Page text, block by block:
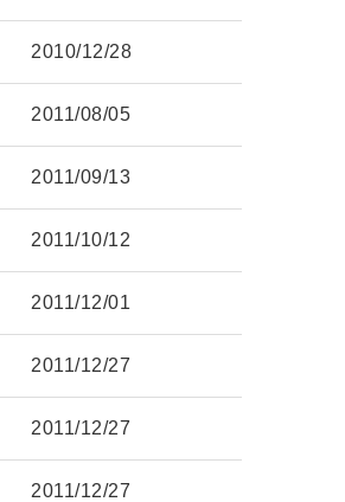
2010/12/28
2011/08/05
2011/09/13
2011/10/12
2011/12/01
2011/12/27
2011/12/27
2011/12/27